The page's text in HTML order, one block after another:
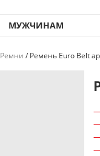
МУЖЧИНАМ
Ремни / Ремень Euro Belt